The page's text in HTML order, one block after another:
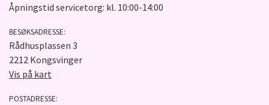
Åpningstid servicetorg: kl. 10:00-14:00
BESØKSADRESSE:
Rådhusplassen 3
2212 Kongsvinger
Vis på kart
POSTADRESSE: